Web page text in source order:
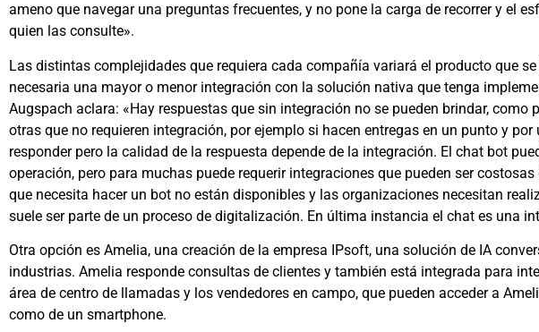
ameno que navegar una preguntas frecuentes, y no pone la carga de recorrer y el
quien las consulte».
Las distintas complejidades que requiera cada compañía variará el producto que
necesaria una mayor o menor integración con la solución nativa que tenga
Augspach aclara: «Hay respuestas que sin integración no se pueden brindar, como
otras que no requieren integración, por ejemplo si hacen entregas en un punto y
responder pero la calidad de la respuesta depende de la integración. El chat bot
operación, pero para muchas puede requerir integraciones que pueden ser
que necesita hacer un bot no están disponibles y las organizaciones necesitan
suele ser parte de un proceso de digitalización. En última instancia el chat es una
Otra opción es Amelia, una creación de la empresa IPsoft, una solución de IA
industrias. Amelia responde consultas de clientes y también está integrada para
área de centro de llamadas y los vendedores en campo, que pueden acceder a
como de un smartphone.